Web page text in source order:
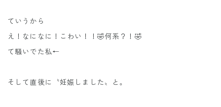
ていうから
え！なになに！こわい！！🤣何系？！🤣
て騒いでた私←
そして直後に〝妊娠しました〟と。